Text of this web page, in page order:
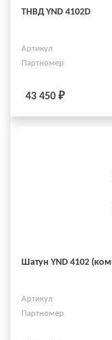
ТНВД YND 4102D
Артикул
Партномер
43 450 ₽
Шатун YND 4102
Артикул
Партномер